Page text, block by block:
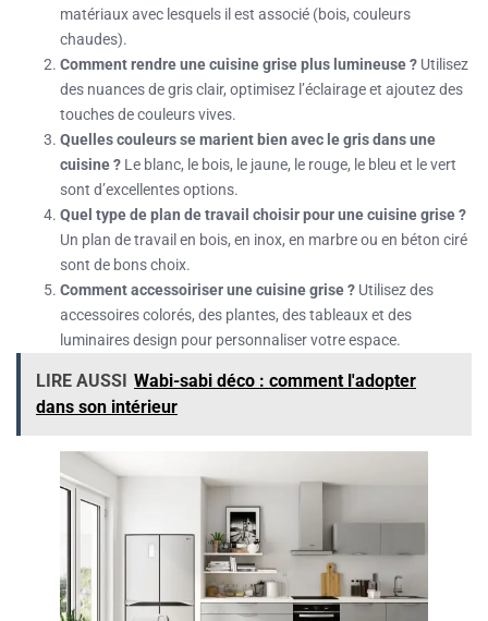
matériaux avec lesquels il est associé (bois, couleurs
chaudes).
Comment rendre une cuisine grise plus lumineuse ? Utilisez
des nuances de gris clair, optimisez l’éclairage et ajoutez des
touches de couleurs vives.
Quelles couleurs se marient bien avec le gris dans une
cuisine ? Le blanc, le bois, le jaune, le rouge, le bleu et le vert
sont d’excellentes options.
Quel type de plan de travail choisir pour une cuisine grise ?
Un plan de travail en bois, en inox, en marbre ou en béton ciré
sont de bons choix.
Comment accessoiriser une cuisine grise ? Utilisez des
accessoires colorés, des plantes, des tableaux et des
luminaires design pour personnaliser votre espace.
LIRE AUSSI Wabi-sabi déco : comment l'adopter
dans son intérieur